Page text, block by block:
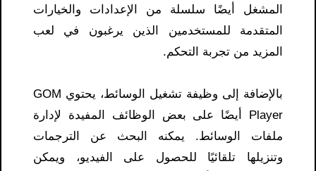
المشغل أيضًا سلسلة من الإعدادات والخيارات
المتقدمة للمستخدمين الذين يرغبون في لعب
المزيد من تجربة التحكم.
بالإضافة إلى وظيفة تشغيل الوسائط، يحتوي GOM
Player أيضًا على بعض الوظائف المفيدة لإدارة
ملفات الوسائط. يمكنه البحث عن الترجمات
وتنزيلها تلقائيًا للحصول على الفيديو، ويمكن